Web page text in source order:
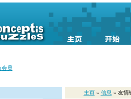
会员
主页 » 信息 » 友情